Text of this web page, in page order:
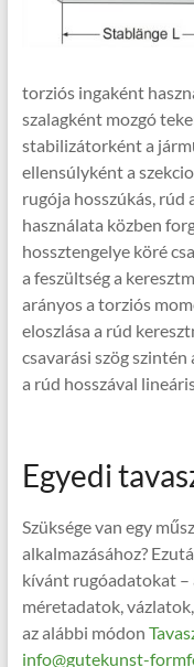
torziós ingaként
szalagként mozgó
stabilizátorként a
ellensúlyként a
rugója hosszúkás, rúd
használata közben
hossztengelye köré
a feszültség a
arányos a torziós
eloszlása a rúd
csavarási szög
a rúd hosszával
Egyedi
Szüksége van egy
alkalmazásához?
kívánt rugóadatokat
méretadatok,
az alábbi módon
info@gutekunst-